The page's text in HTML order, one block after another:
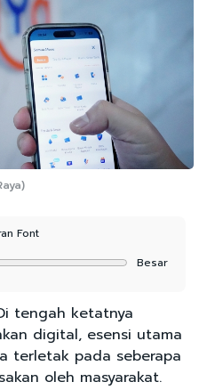
Font
Besar
tengah ketatnya
digital, esensi utama
terletak pada seberapa
oleh masyarakat.